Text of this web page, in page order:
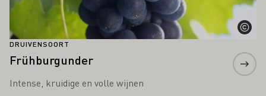
DRUIVENSOORT
Frühburgunder
Intense, kruidige en volle wijnen